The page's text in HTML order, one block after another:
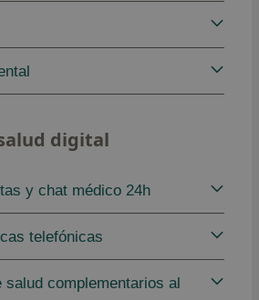
digital
y chat médico 24h
telefónicas
salud complementarios al